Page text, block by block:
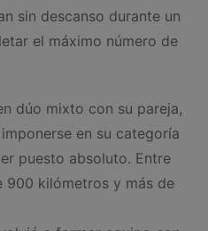
sin descanso durante un
el máximo número de
dúo mixto con su pareja,
en su categoría
puesto absoluto. Entre
900 kilómetros y más de